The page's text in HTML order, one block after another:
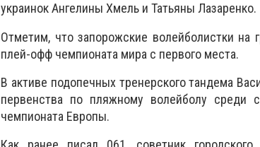
украинокАнгелины Хмель и Татьяны Лазаренко.
Отметим, что запорожские волейболистки на
плей-офф чемпионата мира с первого места.
В активе подопечных тренерского тандема
первенства по пляжному волейболу среди
чемпионата Европы.